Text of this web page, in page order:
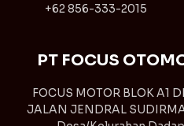
+62 856-333-2015
PT FOCUS
FOCUS MOTOR BLOK A1
JALAN JENDRAL